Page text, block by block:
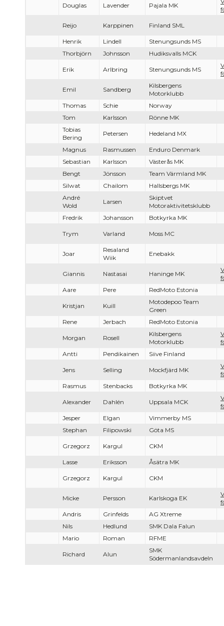
Douglas Lavender Pajala MK
Reijo Karppinen Finland SML
Henrik Lindell
Stenungsunds MS
Thorbjörn
Johnsson Hudiksvalls MCK
Erik Arlbring Stenungsunds MS
Emil Sandberg
Kilsbergens
Motorklubb
Thomas
Schie
Norway
Tom
Karlsson
Rönne MK
Tobias
Bering
Petersen Hedeland MX
Magnus Rasmussen
Enduro Denmark
Sebastian
Karlsson
Västerås MK
Bengt
Jönsson
Team Värmland MK
Silwat
Chailom
Hallsbergs MK
André
Wold
Larsen
Skiptvet
Motoraktivitetsklubb
Fredrik
Johansson Botkyrka MK
Trym Varland Moss MC
Joar
Resaland
Wiik
Enebakk
Giannis Nastasai Haninge MK
Aare
Pere RedMoto Estonia
Kristjan Kuill
Motodepoo Team
Green
Rene
Jerbach RedMoto Estonia
Morgan Rosell
Kilsbergens
Motorklubb
Antti
Pendikainen Siive Finland
Jens Selling Mockfjärd MK
Rasmus
Stenbacks Botkyrka MK
Alexander Dahlén Uppsala MCK
Jesper
Elgan
Vimmerby MS
Stephan
Filipowski Göta MS
Grzegorz Kargul CKM
Lasse Eriksson Åsätra MK
Grzegorz Kargul CKM
Micke Persson Karlskoga EK
Andris
Grinfelds
AG Xtreme
Nils
Hedlund
SMK Dala Falun
Mario
Roman RFME
Richard Alun
SMK
Södermanlandsavdeln